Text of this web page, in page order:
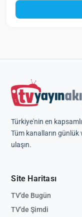
Türkiye'nin en
Tüm kanalların günlük
ulaşın.
Site Haritası
TV'de Bugün
TV'de Şimdi